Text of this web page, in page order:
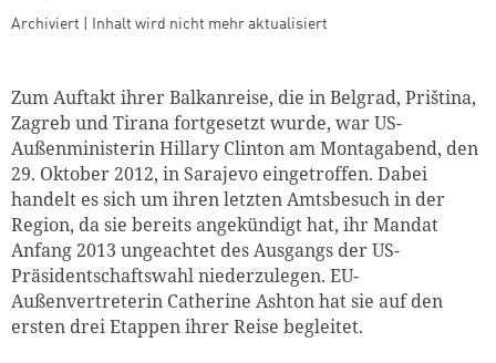
Archiviert | Inhalt wird nicht mehr aktualisiert
Zum Auftakt ihrer Balkanreise, die in Belgrad, Priština,
Zagreb und Tirana fortgesetzt wurde, war US-
Außenministerin Hillary Clinton am Montagabend, den
29. Oktober 2012, in Sarajevo eingetroffen. Dabei
handelt es sich um ihren letzten Amtsbesuch in der
Region, da sie bereits angekündigt hat, ihr Mandat
Anfang 2013 ungeachtet des Ausgangs der US-
Präsidentschaftswahl niederzulegen. EU-
Außenvertreterin Catherine Ashton hat sie auf den
ersten drei Etappen ihrer Reise begleitet.